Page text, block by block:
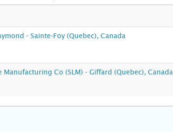
- Sainte-Foy (Quebec), Canada
Manufacturing Co (SLM) - Giffard (Quebec), Canada